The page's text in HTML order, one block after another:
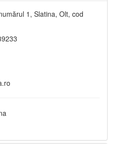
1, Slatina, Olt, cod